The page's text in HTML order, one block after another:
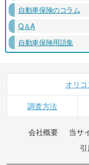
自動車保険のコラム
Q＆A
自動車保険用語集
オリ
調査方法
会社概要 当サ